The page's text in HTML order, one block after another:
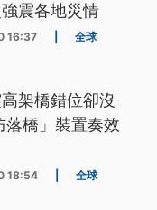
震各地災情
16:37 全球
架橋錯位卻沒
落橋」裝置奏效
18:54 全球